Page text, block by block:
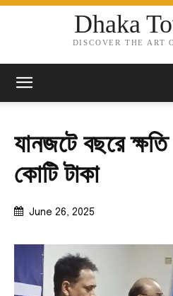
Dhaka
DISCOVER THE ART
যানজটে বছরে
কোটি টাকা
June 26, 2025